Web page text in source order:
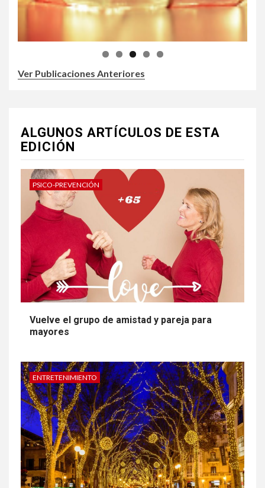
Ver Publicaciones Anteriores
ALGUNOS ARTÍCULOS DE ESTA
EDICIÓN
PSICO-PREVENCIÓN
Vuelve el grupo de amistad y pareja para
mayores
ENTRETENIMIENTO